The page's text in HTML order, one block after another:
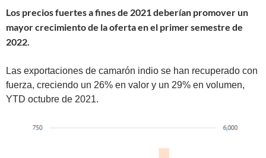
Los precios fuertes a fines de 2021 deberían promover un
mayor crecimiento de la oferta en el primer semestre de
2022.
Las exportaciones de camarón indio se han recuperado con
fuerza, creciendo un 26% en valor y un 29% en volumen,
YTD octubre de 2021.